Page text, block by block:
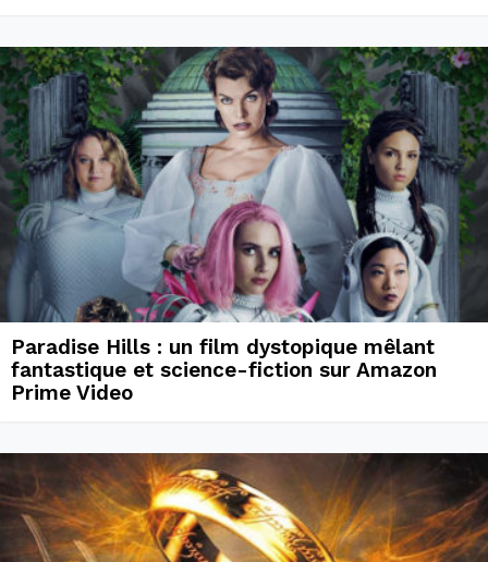
Paradise Hills : un film dystopique mêlant
fantastique et science-fiction sur Amazon
Prime Video